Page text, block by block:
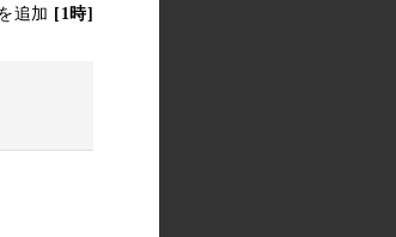
追加 [1時]